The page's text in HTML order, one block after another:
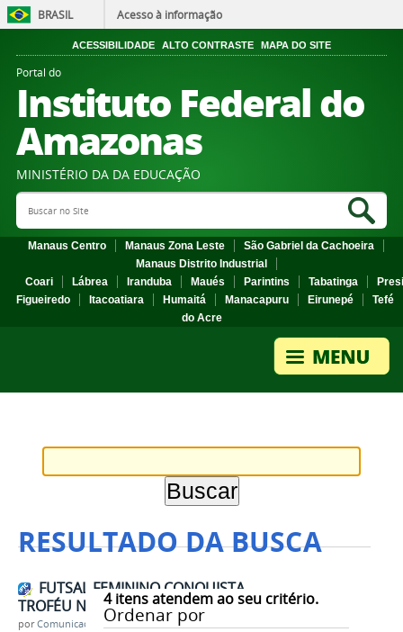
BRASIL Acesso à informação
ACESSIBILIDADE ALTO CONTRASTE MAPA DO SITE
Portal do
Instituto Federal do
Amazonas
MINISTÉRIO DA DA EDUCAÇÃO
Search Site
Manaus Centro Manaus Zona Leste
São Gabriel da Cachoeira
Manaus Distrito Industrial
Coari
Lábrea Iranduba Maués Parintins Tabatinga
Figueiredo
Itacoatiara Humaitá Manacapuru Eirunepé
Tefé
do Acre
RESULTADO DA BUSCA
4itens atendem ao seu critério.
Ordenar por
FUTSAL FEMININO CONQUISTA
TROFÉU NO JEPS 2019
porComunicação CPR